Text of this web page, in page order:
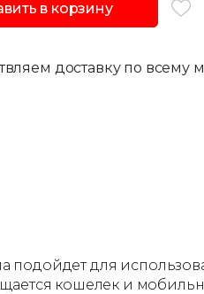
в корзину
доставку по всему
подойдет для
кошелек и